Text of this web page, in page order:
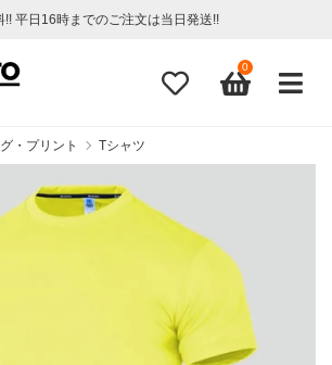
!! 平日16時までのご注文は当日発送!!
0
・プリント Tシャツ